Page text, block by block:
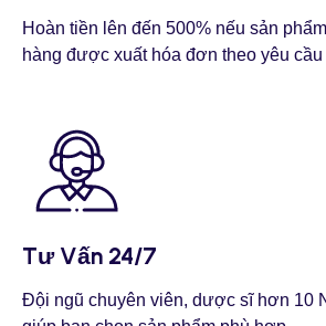
Hoàn tiền lên đến 500% nếu sản
hàng được xuất hóa đơn theo yêu cầu
Tư Vấn 24/7
Đội ngũ chuyên viên, dược sĩ hơn 10